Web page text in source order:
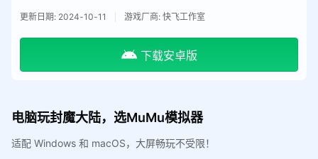
更新日期: 2024-10-11 游戏厂商: 快飞工作室
下载安卓版
电脑玩封魔大陆，选MuMu模拟器
适配 Windows 和 macOS，大屏畅玩不受限！